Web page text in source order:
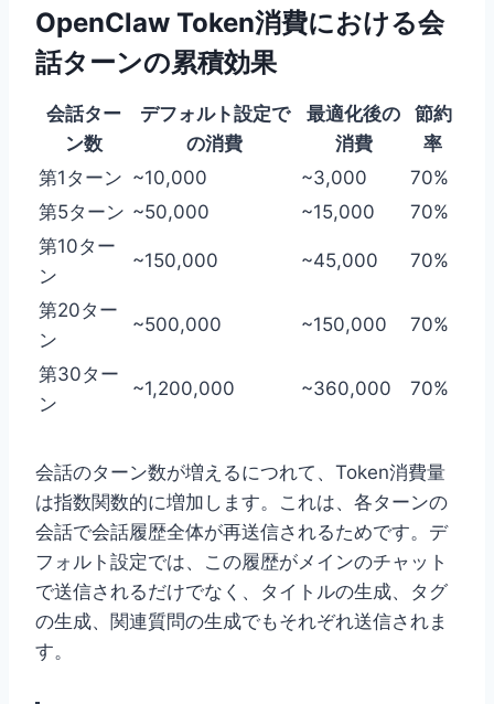
OpenClaw Token消費における会
話ターンの累積効果
会話ター
ン数
デフォルト設定で
の消費
最適化後の
消費
節約
率
第1ターン ~10,000 ~3,000
70%
第5ターン ~50,000 ~15,000
70%
第10ター
ン
~150,000 ~45,000 70%
第20ター
ン
~500,000 ~150,000 70%
第30ター
ン
~1,200,000 ~360,000 70%
会話のターン数が増えるにつれて、Token消費量
は指数関数的に増加します。これは、各ターンの
会話で会話履歴全体が再送信されるためです。デ
フォルト設定では、この履歴がメインのチャット
で送信されるだけでなく、タイトルの生成、タグ
の生成、関連質問の生成でもそれぞれ送信されま
す。